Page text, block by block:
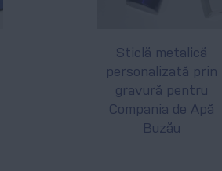
Sticlă metalică
personalizată prin
gravură pentru
Compania de Apă
Buzău